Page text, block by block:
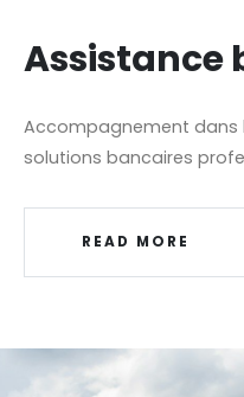
Assistance
Accompagnement dans
solutions bancaires
READ MORE